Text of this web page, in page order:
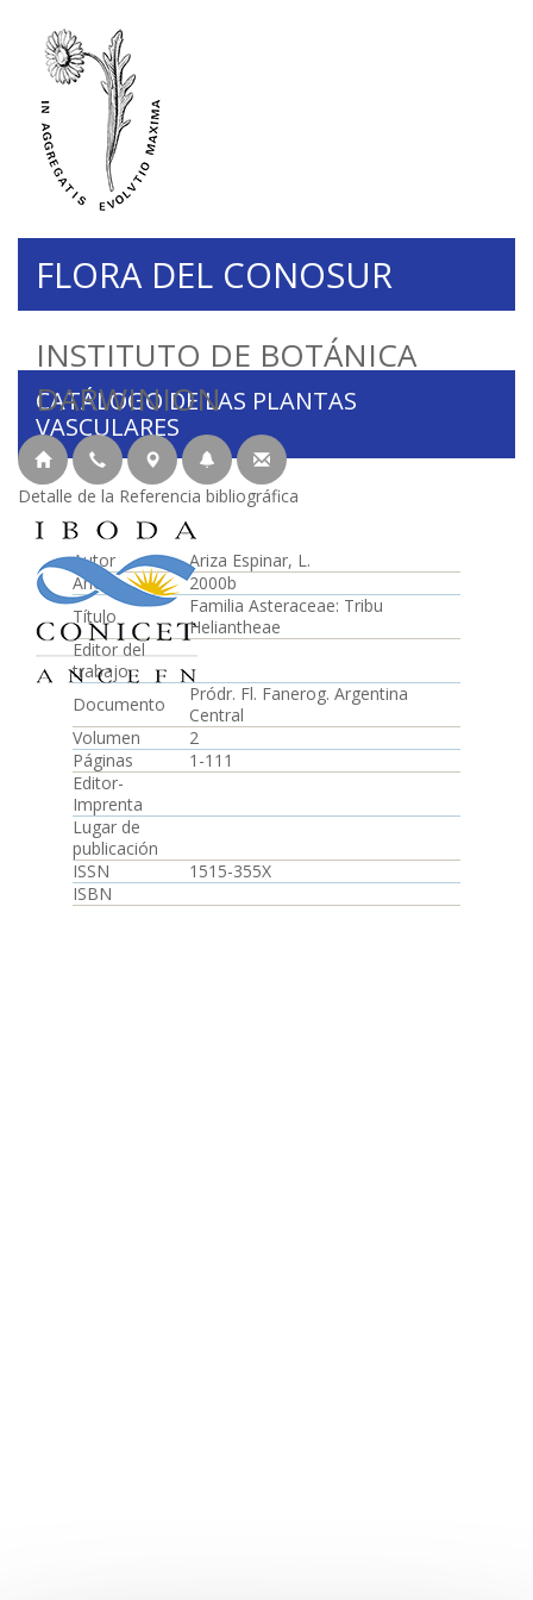
INSTITUTO DE BOTÁNICA
DARWINION
FLORA DEL CONOSUR
CATÁLOGO DE LAS PLANTAS
VASCULARES
Detalle de la Referencia bibliográfica
Autor
Ariza Espinar, L.
Año
2000b
Título
Familia Asteraceae: Tribu
Heliantheae
Editor del
trabajo
Documento
Pródr. Fl. Fanerog. Argentina
Central
Volumen
2
Páginas
1-111
Editor-
Imprenta
Lugar de
publicación
ISSN
1515-355X
ISBN